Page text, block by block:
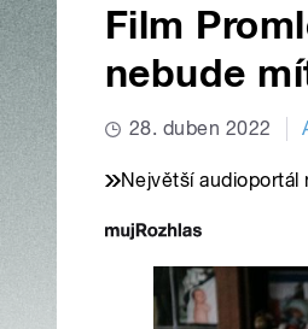
Film
nebude
28. duben 2022
Největší